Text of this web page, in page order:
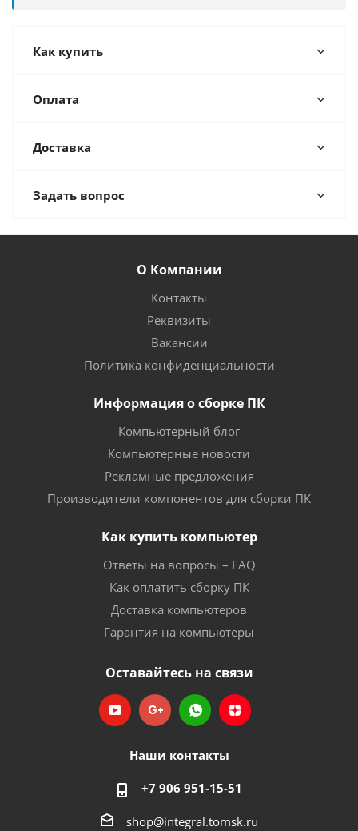
Как купить
Оплата
Доставка
Задать вопрос
О Компании
Контакты
Реквизиты
Вакансии
Политика конфиденциальности
Информация о сборке ПК
Компьютерный блог
Компьютерные новости
Рекламные предложения
Производители компонентов для сборки ПК
Как купить компьютер
Ответы на вопросы – FAQ
Как оплатить сборку ПК
Доставка компьютеров
Гарантия на компьютеры
Оставайтесь на связи
Наши контакты
+7 906 951-15-51
shop@integral.tomsk.ru